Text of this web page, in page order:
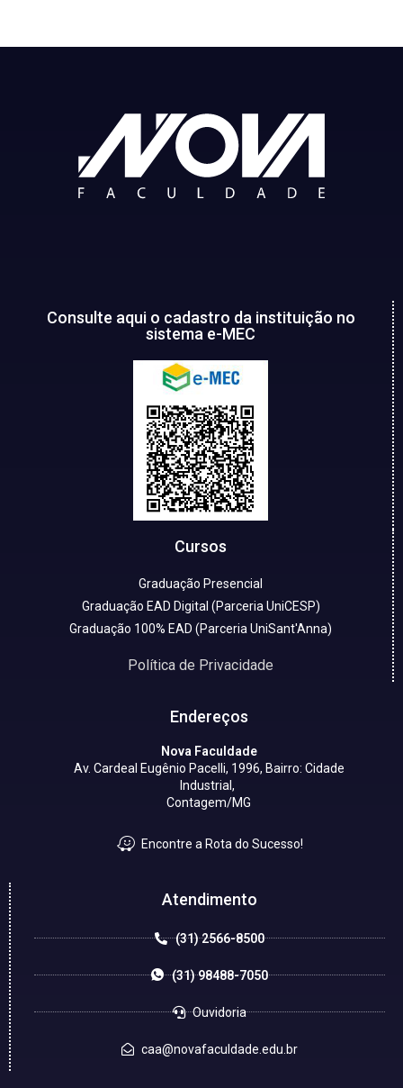
Consulte aqui o cadastro da instituição no
sistema e-MEC
Cursos
Graduação Presencial
Graduação EAD Digital (Parceria UniCESP)
Graduação 100% EAD (Parceria UniSant'Anna)
Política de Privacidade
Endereços
Nova Faculdade
Av. Cardeal Eugênio Pacelli, 1996, Bairro: Cidade
Industrial,
Contagem/MG
Encontre a Rota do Sucesso!
Atendimento
(31) 2566-8500
(31) 98488-7050
Ouvidoria
caa@novafaculdade.edu.br